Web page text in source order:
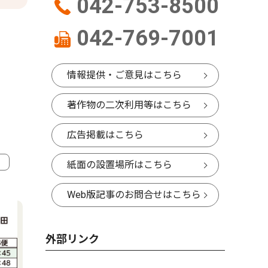
042-753-8500
042-769-7001
情報提供・ご意見はこちら
著作物の二次利用等はこちら
広告掲載はこちら
紙面の設置場所はこちら
Web版記事のお問合せはこちら
外部リンク